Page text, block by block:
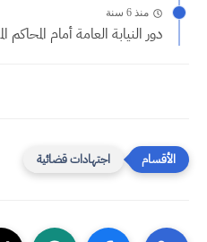
منذ 6 سنة
دور النيابة العامة أمام
اجتهادات قضائية